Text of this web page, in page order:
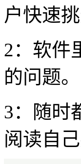
户快速挑
2：软件
的问题。
3：随时
阅读自